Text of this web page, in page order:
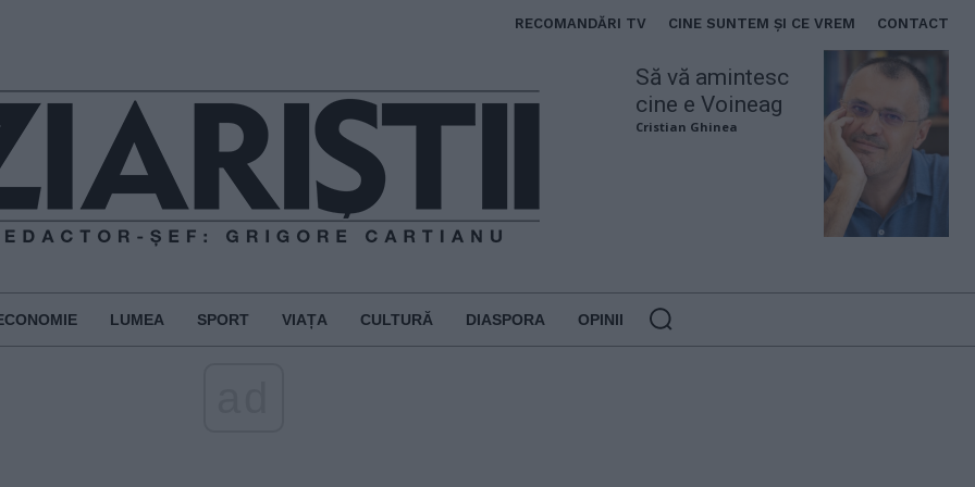
RECOMANDĂRI TV CINE SUNTEM ȘI CE VREM CONTACT
Să vă amintesc
cine e Voineag
Cristian Ghinea
LUMEA SPORT VIAȚA CULTURĂ DIASPORA OPINII